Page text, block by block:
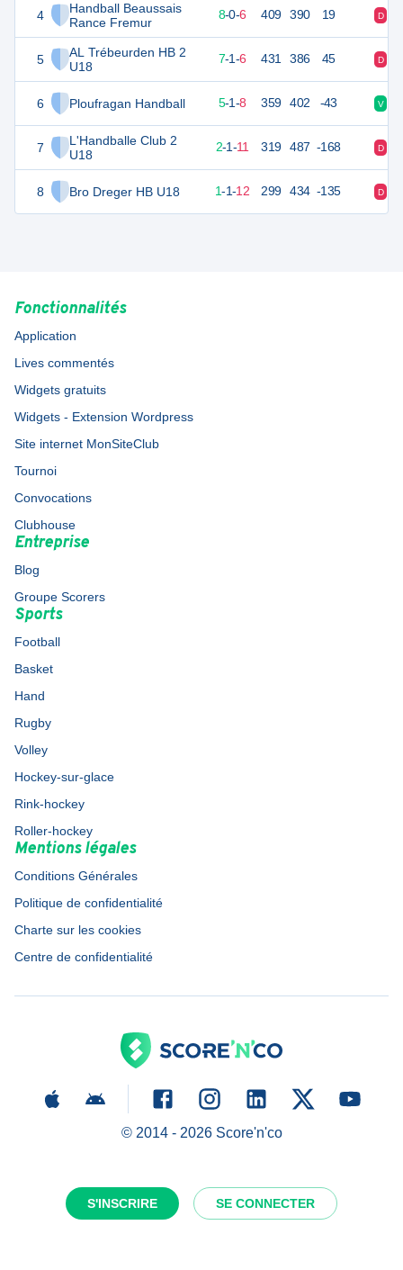
S'INSCRIRE SE CONNECTER
4
Handball Beaussais
Rance Fremur
5
AL Trébeurden HB 2
U18
6 Ploufragan Handball
7
L'Handballe Club 2
U18
8 Bro Dreger HB U18
30 8-0-6 409 390 19 D
29 7-1-6 431 386 45 D
25 5-1-8 359 402 -43 V
18 2-1-11 319 487 -168 D
17 1-1-12 299 434 -135 D
Fonctionnalités
Application
Lives commentés
Widgets gratuits
Widgets - Extension Wordpress
Site internet MonSiteClub
Tournoi
Convocations
Clubhouse
Entreprise
Blog
Groupe Scorers
Sports
Football
Basket
Hand
Rugby
Volley
Hockey-sur-glace
Rink-hockey
Roller-hockey
Mentions légales
Conditions Générales
Politique de confidentialité
Charte sur les cookies
Centre de confidentialité
© 2014 - 2026Score'n'co